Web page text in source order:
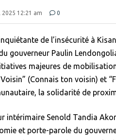
2025 12:21 am 0
de l’insécurité à
gouverneur Paulin
majeures de
Voisin” (Connais ton voisin) et
la solidarité de
intérimaire Senold Tandia
et porte-parole du